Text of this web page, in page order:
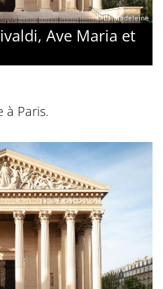
© La Madeleine
Ave Maria et
à Paris.